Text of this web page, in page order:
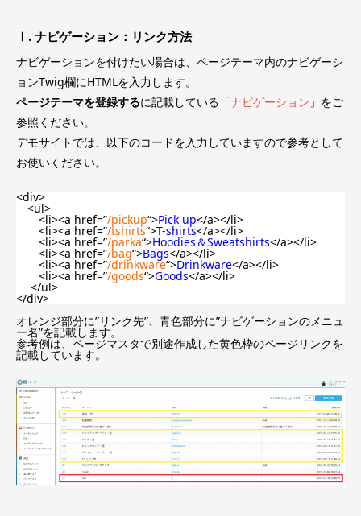
Ⅰ. ナビゲーション：リンク方法
ナビゲーションを付けたい場合は、ページテーマ内のナビゲーシ
ョンTwig欄にHTMLを入力します。
ページテーマを登録するに記載している「ナビゲーション 」をご
参照ください。
デモサイトでは、以下のコードを入力していますので参考として
お使いください。
<div>
<ul>
<li><a href=”/pickup“>Pick up</a></li>
<li><a href=”/tshirts“>T-shirts</a></li>
<li><a href=”/parka“>Hoodies＆Sweatshirts</a></li>
<li><a href=”/bag“>Bags</a></li>
<li><a href=”/drinkware“>Drinkware</a></li>
<li><a href=”/goods“>Goods</a></li>
</ul>
</div>
オレンジ部分に”リンク先”、青色部分に”ナビゲーションのメニュ
ー名”を記載します。
参考例は、ページマスタで別途作成した黄色枠のページリンクを
記載しています。